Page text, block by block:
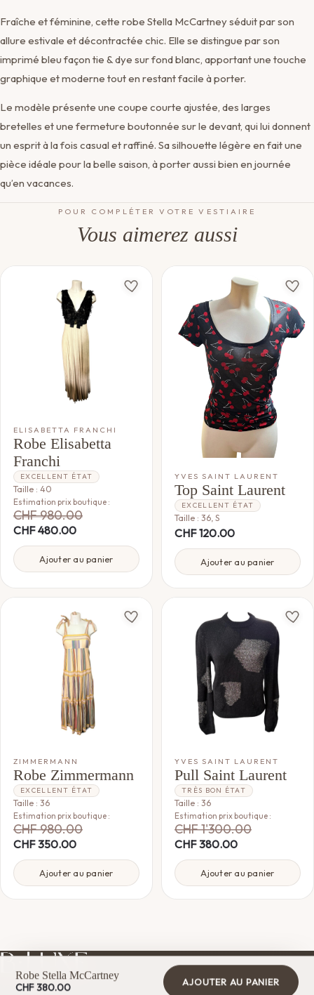
Fraîche et féminine, cette robe Stella McCartney séduit par son
allure estivale et décontractée chic. Elle se distingue par son
imprimé bleu façon tie & dye sur fond blanc, apportant une touche
graphique et moderne tout en restant facile à porter.
Le modèle présente une coupe courte ajustée, des larges
bretelles et une fermeture boutonnée sur le devant, qui lui donnent
un esprit à la fois casual et raffiné. Sa silhouette légère en fait une
pièce idéale pour la belle saison, à porter aussi bien en journée
qu’en vacances.
POUR COMPLÉTER VOTRE VESTIAIRE
Vous aimerez aussi
ELISABETTA FRANCHI
Robe Elisabetta
Franchi
EXCELLENT ÉTAT
Taille : 40
Estimation prix boutique :
CHF980.00
CHF480.00
Ajouter au panier
YVES SAINT LAURENT
Top Saint Laurent
EXCELLENT ÉTAT
Taille : 36, S
CHF120.00
Ajouter au panier
ZIMMERMANN
Robe Zimmermann
EXCELLENT ÉTAT
Taille : 36
Estimation prix boutique :
CHF980.00
CHF350.00
Ajouter au panier
YVES SAINT LAURENT
Pull Saint Laurent
TRÈS BON ÉTAT
Taille : 36
Estimation prix boutique :
CHF1'300.00
CHF380.00
Ajouter au panier
Robe Stella McCartney
CHF380.00 AJOUTER AU PANIER